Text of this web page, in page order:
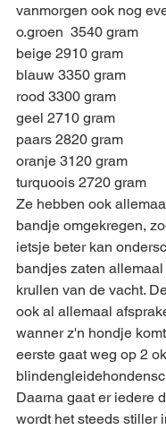
vanmorgen ook nog
o.groen  3540 gram
beige 2910 gram
blauw 3350 gram
rood 3300 gram
geel 2710 gram
paars 2820 gram
oranje 3120 gram
turquoois 2720 gram
Ze hebben ook
bandje omgekregen,
ietsje beter kan
bandjes zaten
krullen van de vacht.
ook al allemaal
wanner z'n hondje
eerste gaat weg op 2
Daarna gaat er iedere
wordt het steeds stiller